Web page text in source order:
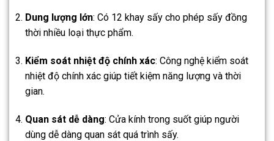
Dung lượng lớn: Có 12 khay sấy cho phép sấy đồng
thời nhiều loại thực phẩm.
Kiểm soát nhiệt độ chính xác: Công nghệ kiểm soát
nhiệt độ chính xác giúp tiết kiệm năng lượng và thời
gian.
Quan sát dễ dàng: Cửa kính trong suốt giúp người
dùng dễ dàng quan sát quá trình sấy.